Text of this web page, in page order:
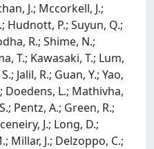
J.; Mccorkell, J.;
Hudnott, P.; Suyun, Q.;
R.; Shime, N.;
T.; Kawasaki, T.; Lum,
Jalil, R.; Guan, Y.; Yao,
Doedens, L.; Mathivha,
Pentz, A.; Green, R.;
J.; Long, D.;
Millar, J.; Delzoppo, C.;